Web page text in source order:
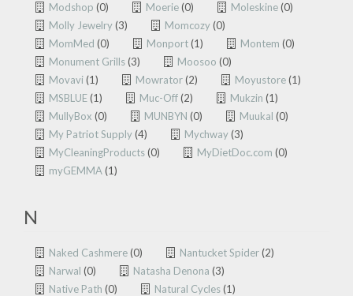
Modshop (0) Moerie(0) Moleskine(0)
Molly Jewelry(3) Momcozy(0)
MomMed (0) Monport(1) Montem (0)
Monument Grills(3) Moosoo (0)
Movavi(1) Mowrator(2) Moyustore(1)
MSBLUE(1) Muc-Off(2) Mukzin (1)
MullyBox (0) MUNBYN (0) Muukal (0)
My Patriot Supply(4) Mychway(3)
MyCleaningProducts(0) MyDietDoc.com (0)
myGEMMA (1)
N
Naked Cashmere(0) Nantucket Spider(2)
Narwal (0) Natasha Denona (3)
Native Path (0) Natural Cycles(1)